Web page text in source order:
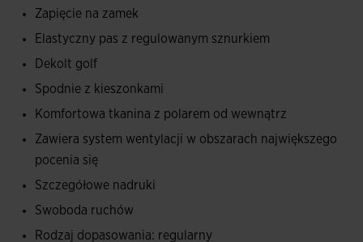
sznurkiem oraz boczne kieszenie.
Uszyty z tkaniny typu fleece, materialu cieplego i
miekkiego, który zapewnia komfort termiczny bez
Logo Joma i oficjalne grafiki FITP w druku.
Zapięcie na zamek
Elastyczny pas z regulowanym sznurkiem
Dekolt golf
Spodnie z kieszonkami
Komfortowa tkanina z polarem od wewnątrz
Zawiera system wentylacji w obszarach największego
pocenia się
Szczegółowe nadruki
Swoboda ruchów
Rodzaj dopasowania: regularny